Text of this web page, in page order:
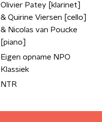
Olivier Patey [klarinet]
& Quirine Viersen [cello]
& Nicolas van Poucke
[piano]
Eigen opname NPO
Klassiek
NTR